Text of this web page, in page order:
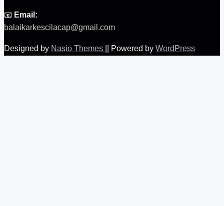
📧 Email:
balaikarkescilacap@gmail.com
Designed by Nasio Themes Powered by WordPress